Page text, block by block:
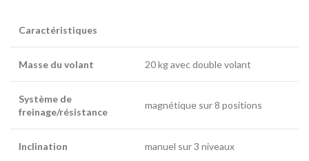
Caractéristiques
Masse du volant 20 kg avec double volant
Système de
freinage/résistance
magnétique sur 8 positions
Inclination manuel sur 3 niveaux